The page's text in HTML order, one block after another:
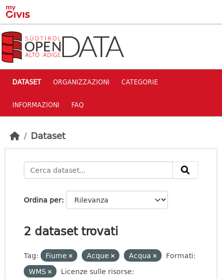
Skip to main content
DATASET ORGANIZZAZIONI CATEGORIE
INFORMAZIONI FAQ
Dataset
Ordina per
2 dataset trovati
Tag: Fiume Acque Acqua
Formati:
WMS
Licenze sulle risorse: